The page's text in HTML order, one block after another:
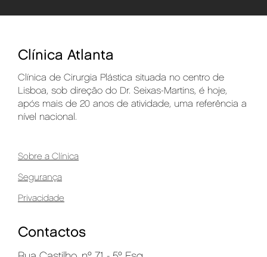
Clínica Atlanta
Clínica de Cirurgia Plástica situada no centro de
Lisboa, sob direção do Dr. Seixas-Martins, é hoje,
após mais de 20 anos de atividade, uma referência a
nível nacional.
Sobre a Clínica
Segurança
Privacidade
Contactos